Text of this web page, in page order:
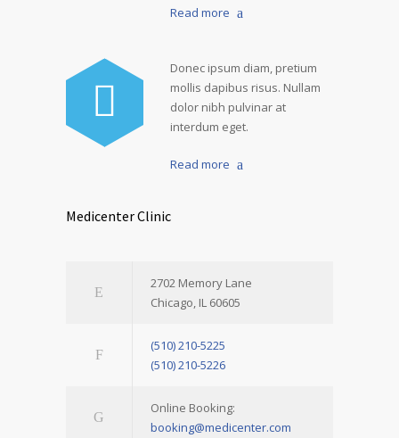
Read more
Donec ipsum diam, pretium
mollis dapibus risus. Nullam
dolor nibh pulvinar at
interdum eget.
Read more
Medicenter Clinic
2702 Memory Lane
Chicago, IL 60605
(510) 210-5225
(510) 210-5226
Online Booking:
booking@medicenter.com